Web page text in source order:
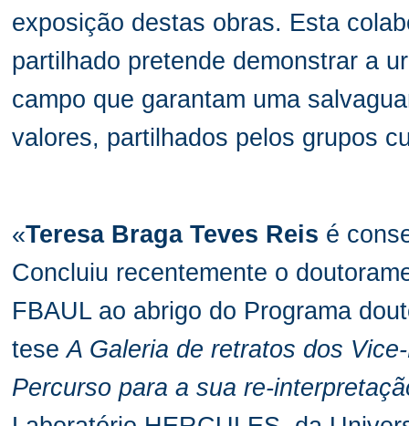
exposição destas obras. Esta
partilhado pretende demonstrar a
campo que garantam uma
valores, partilhados pelos grupos
«Teresa Braga Teves Reis é
Concluiu recentemente o
FBAUL ao abrigo do Programa
teseA Galeria de retratos dos
Percurso para a sua re-